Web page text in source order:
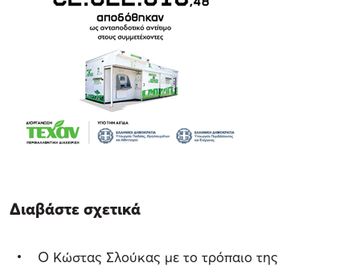
Διαβάστε σχετικά
Ο Κώστας Σλούκας με το τρόπαιο της